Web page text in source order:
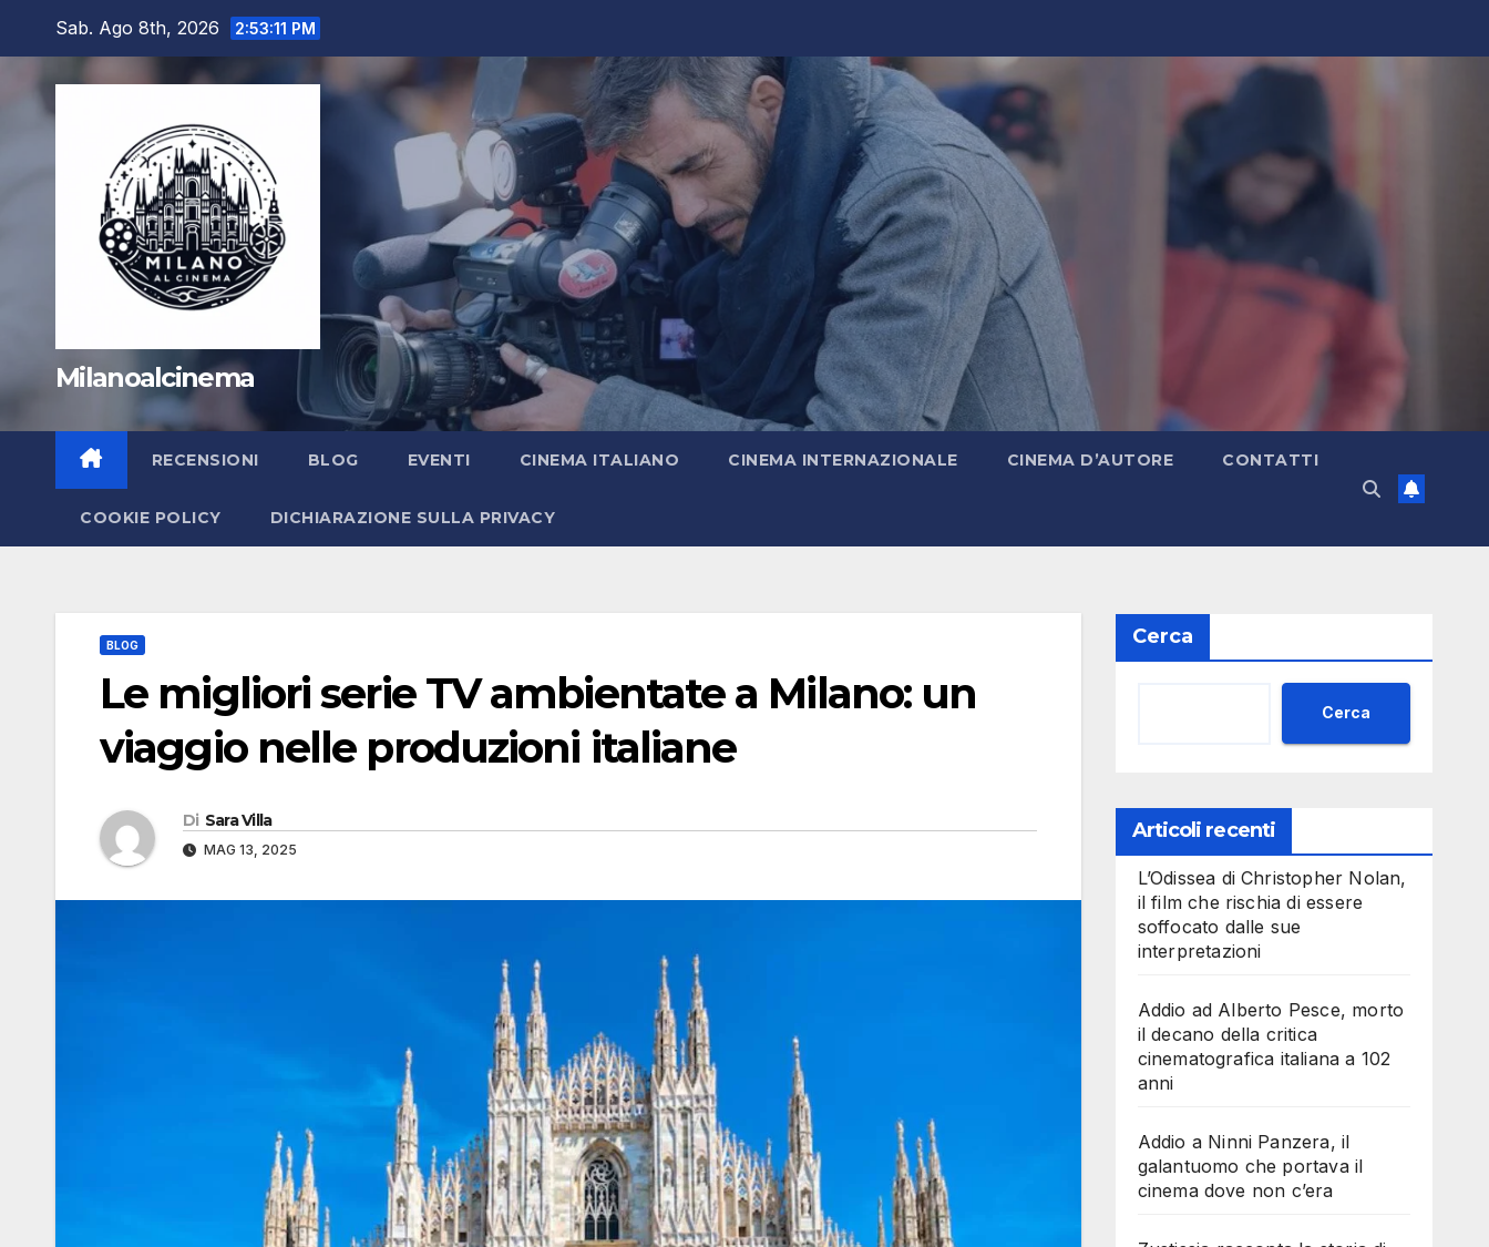
contenuto
Sab. Ago 8th, 2026 2:53:12 PM
Milanoalcinema
RECENSIONI BLOG EVENTI CINEMA ITALIANO CINEMA INTERNAZIONALE CINEMA D’AUTORE CONTATTI
COOKIE POLICY DICHIARAZIONE SULLA PRIVACY
BLOG
Le migliori serie TV ambientate a Milano: un
viaggio nelle produzioni italiane
Di Sara Villa
MAG 13, 2025
Cerca
Cerca
Articoli recenti
L’Odissea di Christopher Nolan,
il film che rischia di essere
soffocato dalle sue
interpretazioni
Addio ad Alberto Pesce, morto
il decano della critica
cinematografica italiana a 102
anni
Addio a Ninni Panzera, il
galantuomo che portava il
cinema dove non c’era